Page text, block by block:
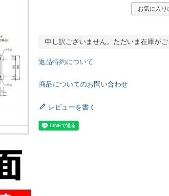
お気に入り
申し訳ございません。ただいま在庫がご
返品特約について
商品についてのお問い合わせ
レビューを書く